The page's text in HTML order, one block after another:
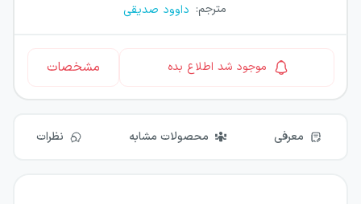
مترجم: داوود صدیقی
موجود شد اطلاع بده مشخصات
معرفی محصولات مشابه نظرات